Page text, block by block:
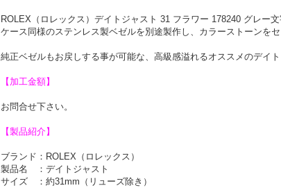
ROLEX（ロレックス）デイトジャスト 31 フラワー 178240 グレー
ケース同様のステンレス製ベゼルを別途製作し、カラーストーンを
純正ベゼルもお戻しする事が可能な、高級感溢れるオススメのデイ
【加工金額】
お問合せ下さい。
【製品紹介】
ブランド：ROLEX（ロレックス）
製品名 ：デイトジャスト
サイズ ：約31mm（リューズ除き）